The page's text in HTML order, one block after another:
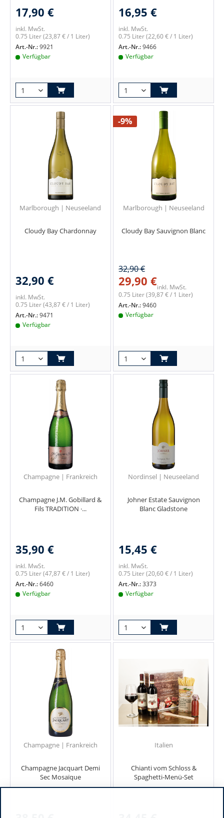
17,90 €
inkl. MwSt.
0.75 Liter(23,87 € / 1 Liter)
Art.-Nr.:9921
Verfügbar
16,95 €
inkl. MwSt.
0.75 Liter(22,60 € / 1 Liter)
Art.-Nr.:9466
Verfügbar
Marlborough | Neuseeland
Cloudy Bay Chardonnay
32,90 €
inkl. MwSt.
0.75 Liter(43,87 € / 1 Liter)
Art.-Nr.:9471
Verfügbar
-9%
Marlborough | Neuseeland
Cloudy Bay Sauvignon Blanc
32,90 €
29,90 €inkl. MwSt.
0.75 Liter(39,87 € / 1 Liter)
Art.-Nr.:9460
Verfügbar
Champagne | Frankreich
Champagne J.M. Gobillard &
Fils TRADITION ·...
35,90 €
inkl. MwSt.
0.75 Liter(47,87 € / 1 Liter)
Art.-Nr.:6460
Verfügbar
Nordinsel | Neuseeland
Johner Estate Sauvignon
Blanc Gladstone
15,45 €
inkl. MwSt.
0.75 Liter(20,60 € / 1 Liter)
Art.-Nr.:3373
Verfügbar
Champagne | Frankreich
Champagne Jacquart Demi
Sec Mosaïque
Italien
Chianti vom Schloss &
Spaghetti-Menü-Set